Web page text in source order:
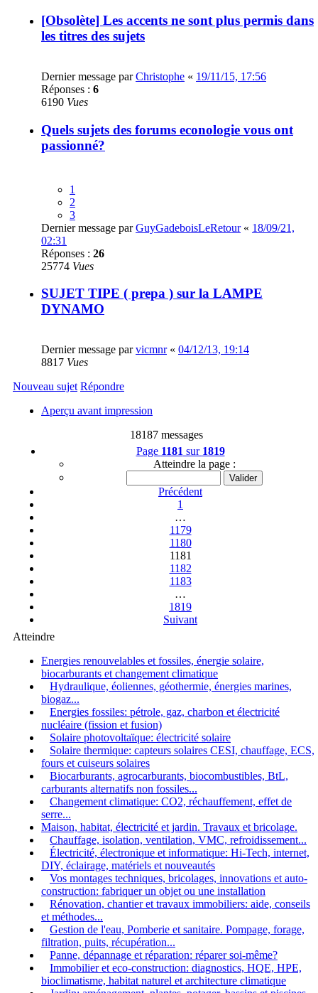
[Obsolète] Les accents ne sont plus permis dans
les titres des sujets
Dernier message parChristophe « 19/11/15, 17:56
Réponses : 6
6190 Vues
Quels sujets des forums econologie vous ont
passionné?
1
2
3
Dernier message parGuyGadeboisLeRetour« 18/09/21,
02:31
Réponses : 26
25774 Vues
SUJET TIPE ( prepa ) sur la LAMPE
DYNAMO
Dernier message parvicmnr« 04/12/13, 19:14
8817 Vues
Nouveau sujet Répondre
Aperçu avant impression
18187 messages
Page 1181 sur 1819
Atteindre la page :
Précédent
1
…
1179
1180
1181
1182
1183
…
1819
Suivant
Atteindre
Energies renouvelables et fossiles, énergie solaire,
biocarburants et changement climatique
Hydraulique, éoliennes, géothermie, énergies marines,
biogaz...
Energies fossiles: pétrole, gaz, charbon et électricité
nucléaire (fission et fusion)
Solaire photovoltaïque: électricité solaire
Solaire thermique: capteurs solaires CESI, chauffage, ECS,
fours et cuiseurs solaires
Biocarburants, agrocarburants, biocombustibles, BtL,
carburants alternatifs non fossiles...
Changement climatique: CO2, réchauffement, effet de
serre...
Maison, habitat, électricité et jardin. Travaux et bricolage.
Chauffage, isolation, ventilation, VMC, refroidissement...
Électricité, électronique et informatique: Hi-Tech, internet,
DIY, éclairage, matériels et nouveautés
Vos montages techniques, bricolages, innovations et auto-
construction: fabriquer un objet ou une installation
Rénovation, chantier et travaux immobiliers: aide, conseils
et méthodes...
Gestion de l'eau, Pomberie et sanitaire. Pompage, forage,
filtration, puits, récupération...
Panne, dépannage et réparation: réparer soi-même?
Immobilier et eco-construction: diagnostics, HQE, HPE,
bioclimatisme, habitat naturel et architecture climatique